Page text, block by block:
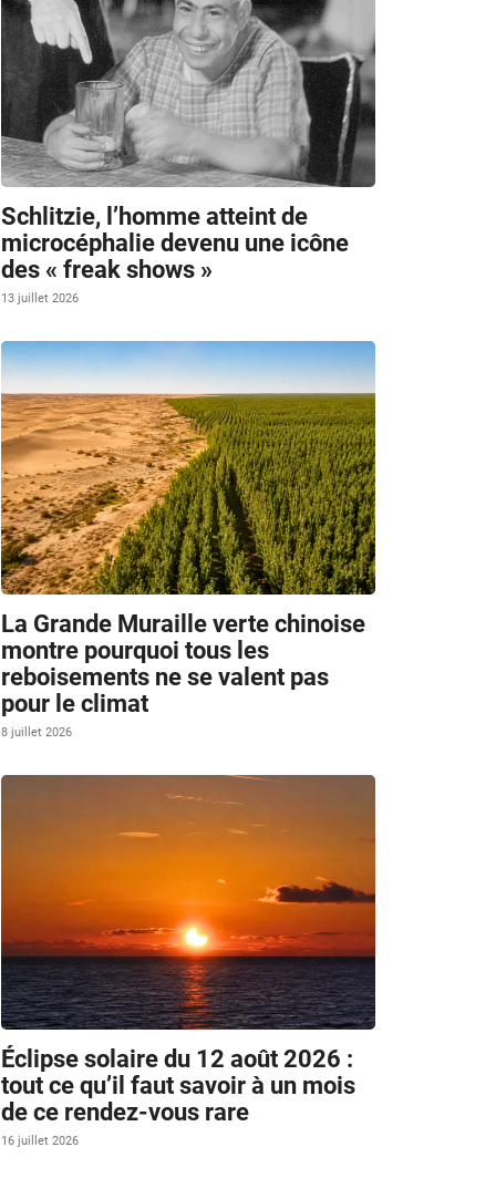
Schlitzie, l’homme atteint de
microcéphalie devenu une icône
des « freak shows »
13 juillet 2026
La Grande Muraille verte chinoise
montre pourquoi tous les
reboisements ne se valent pas
pour le climat
8 juillet 2026
Éclipse solaire du 12 août 2026 :
tout ce qu’il faut savoir à un mois
de ce rendez-vous rare
16 juillet 2026